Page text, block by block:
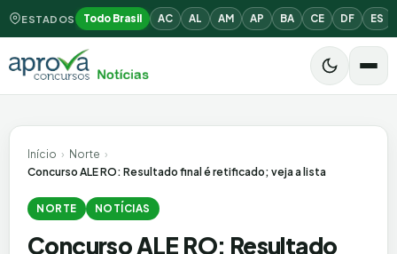
ESTADOS Todo Brasil AC AL AM AP BA CE DF ES
Início › Norte ›
Concurso ALE RO: Resultado final é retificado; veja a lista
NORTE NOTÍCIAS
Concurso ALE RO: Resultado